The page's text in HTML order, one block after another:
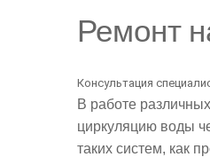
Ремонт
Консультация
В работе
циркуляцию воды
таких систем, как